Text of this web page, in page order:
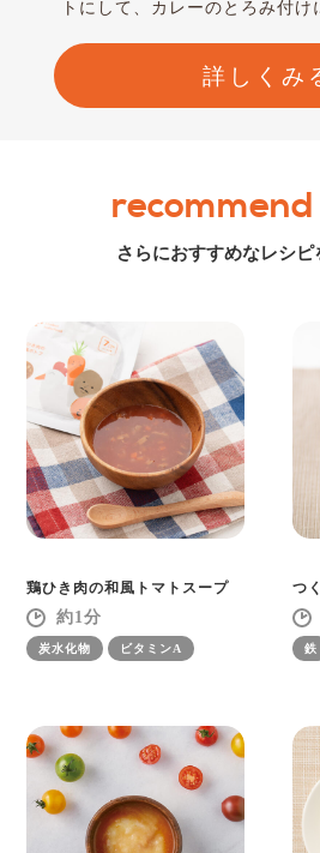
トにして、カレーのとろみ付け
詳しくみ
さらにおすすめなレシ
鶏ひき肉の和風トマトスープ
1
炭水化物 ビタミンA
つ
鉄